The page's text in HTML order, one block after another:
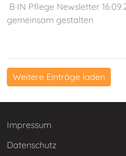
B·IN Pflege Newsletter
gemeinsam gestalten
Weitere Einträge laden
Impressum
Datenschutz